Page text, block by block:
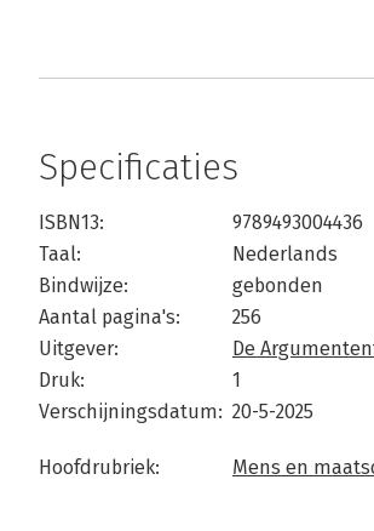
Specificaties
ISBN13:
9789493004436
Taal:
Nederlands
Bindwijze:
gebonden
Aantal pagina's:
256
Uitgever:
De
Druk:
1
Verschijningsdatum: 20-5-2025
Hoofdrubriek: Mens en